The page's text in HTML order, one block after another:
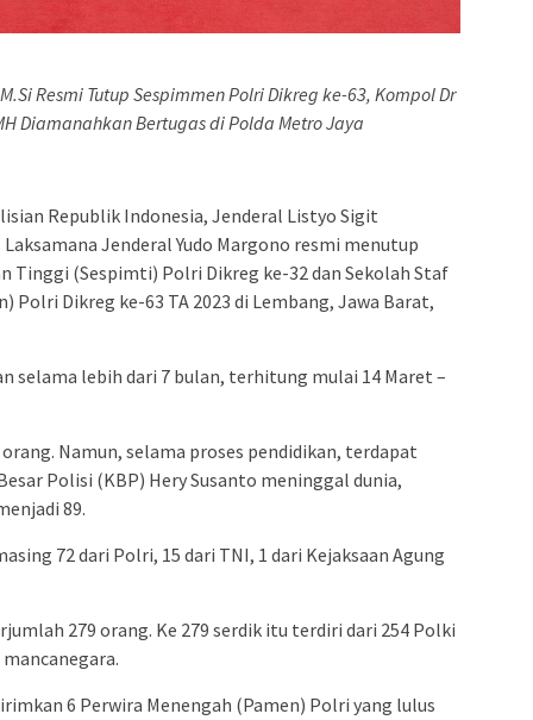
Resmi Tutup Sespimmen Polri Dikreg ke-63, Kompol Dr
Diamanahkan Bertugas di Polda Metro Jaya
Republik Indonesia, Jenderal Listyo Sigit
Jenderal Yudo Margono resmi menutup
Tinggi (Sespimti) Polri Dikreg ke-32 dan Sekolah Staf
Polri Dikreg ke-63 TA 2023 di Lembang, Jawa Barat,
selama lebih dari 7 bulan, terhitung mulai 14 Maret –
Namun, selama proses pendidikan, terdapat
Polisi (KBP) Hery Susanto meninggal dunia,
89.
72 dari Polri, 15 dari TNI, 1 dari Kejaksaan Agung
279 orang. Ke 279 serdik itu terdiri dari 254 Polki
6 Perwira Menengah (Pamen) Polri yang lulus